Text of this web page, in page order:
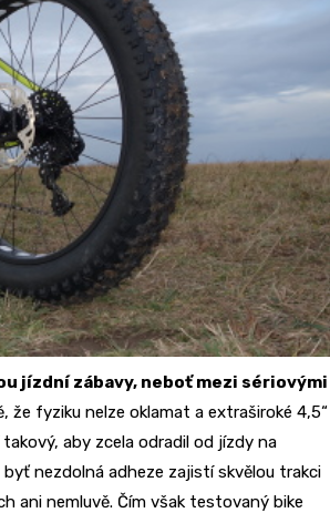
jízdní zábavy, neboť mezi sériovými
že fyziku nelze oklamat a extraširoké 4,5“
aby zcela odradil od jízdy na
nezdolná adheze zajistí skvělou trakci
ani nemluvě. Čím však testovaný bike